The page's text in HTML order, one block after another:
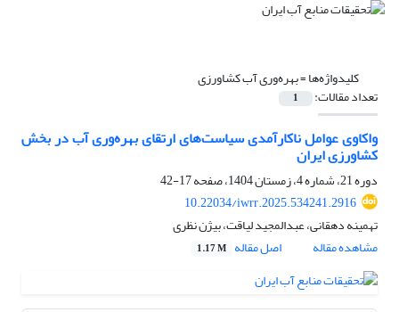
کلیدواژه‌ها =بهره‌وری آب کشاورزی
تعداد مقالات: 1
واکاوی عوامل ناکارآمدی سیاست‌های ارتقای بهره‌وری آب در بخش
کشاورزی ایران
دوره 21، شماره 4، زمستان 1404، صفحه
17-42
10.22034/iwrr.2025.534241.2916
تهمینه دهقانی، عبدالمجید لیاقت، بیژن نظری
مشاهده مقاله
اصل مقاله 1.17 M